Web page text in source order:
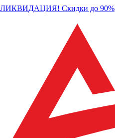
ЛИКВИДАЦИЯ! Скидки до 90%